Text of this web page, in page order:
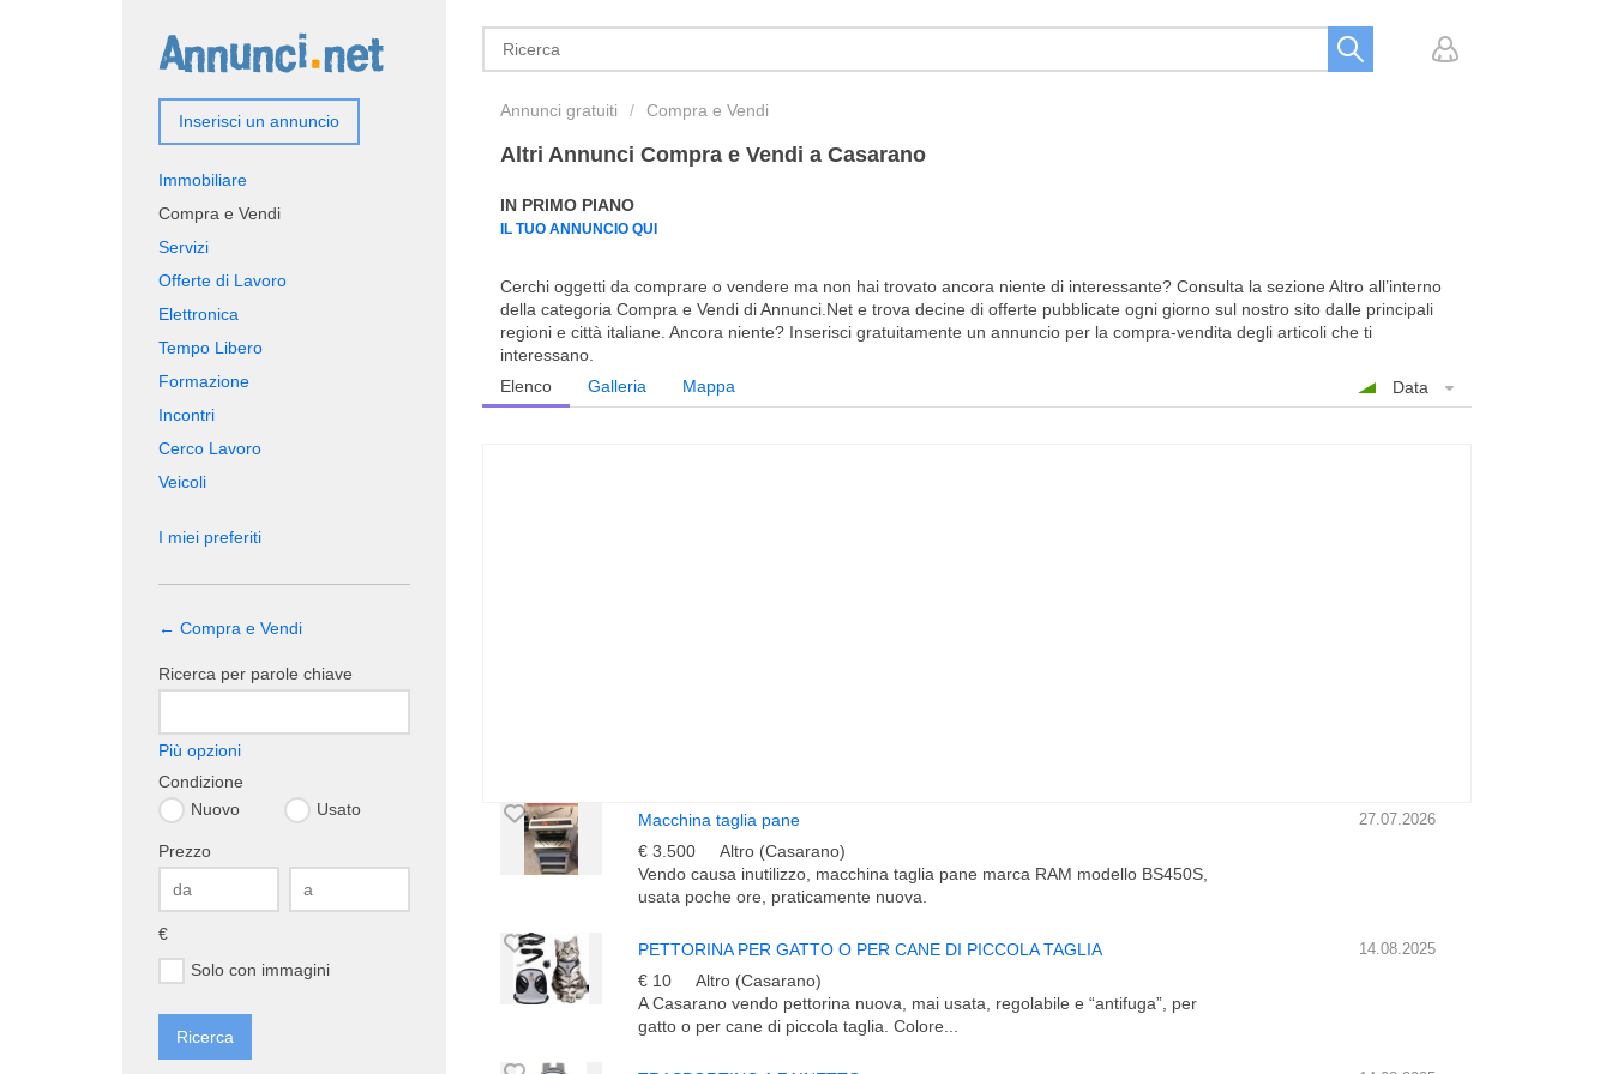
Annunci gratuiti Compra e Vendi
Altri Annunci Compra e Vendi a Casarano
IN PRIMO PIANO
IL TUO ANNUNCIO QUI
Cerchi oggetti da comprare o vendere ma non hai trovato ancora niente di interessante? Consulta la sezione Altro all’interno
della categoria Compra e Vendi di Annunci.Net e trova decine di offerte pubblicate ogni giorno sul nostro sito dalle principali
regioni e città italiane. Ancora niente? Inserisci gratuitamente un annuncio per la compra-vendita degli articoli che ti
interessano.
Elenco
Galleria Mappa Data
27.07.2026
Macchina taglia pane
€ 3.500
Altro (Casarano)
Vendo causa inutilizzo, macchina taglia pane marca RAM modello BS450S,
usata poche ore, praticamente nuova.
14.08.2025
PETTORINA PER GATTO O PER CANE DI PICCOLA TAGLIA
€ 10
Altro (Casarano)
A Casarano vendo pettorina nuova, mai usata, regolabile e “antifuga”, per
gatto o per cane di piccola taglia. Colore...
Inserisci un annuncio
Immobiliare
Compra e Vendi
Servizi
Offerte di Lavoro
Elettronica
Tempo Libero
Formazione
Incontri
Cerco Lavoro
Veicoli
I miei preferiti
← Compra e Vendi
Ricerca per parole chiave
Più opzioni
Condizione
Nuovo
Usato
Prezzo
€
Solo con immagini